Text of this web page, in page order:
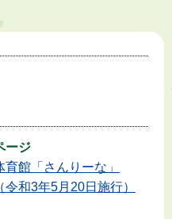
ージ
館「さんりーな」
和3年5月20日施行）